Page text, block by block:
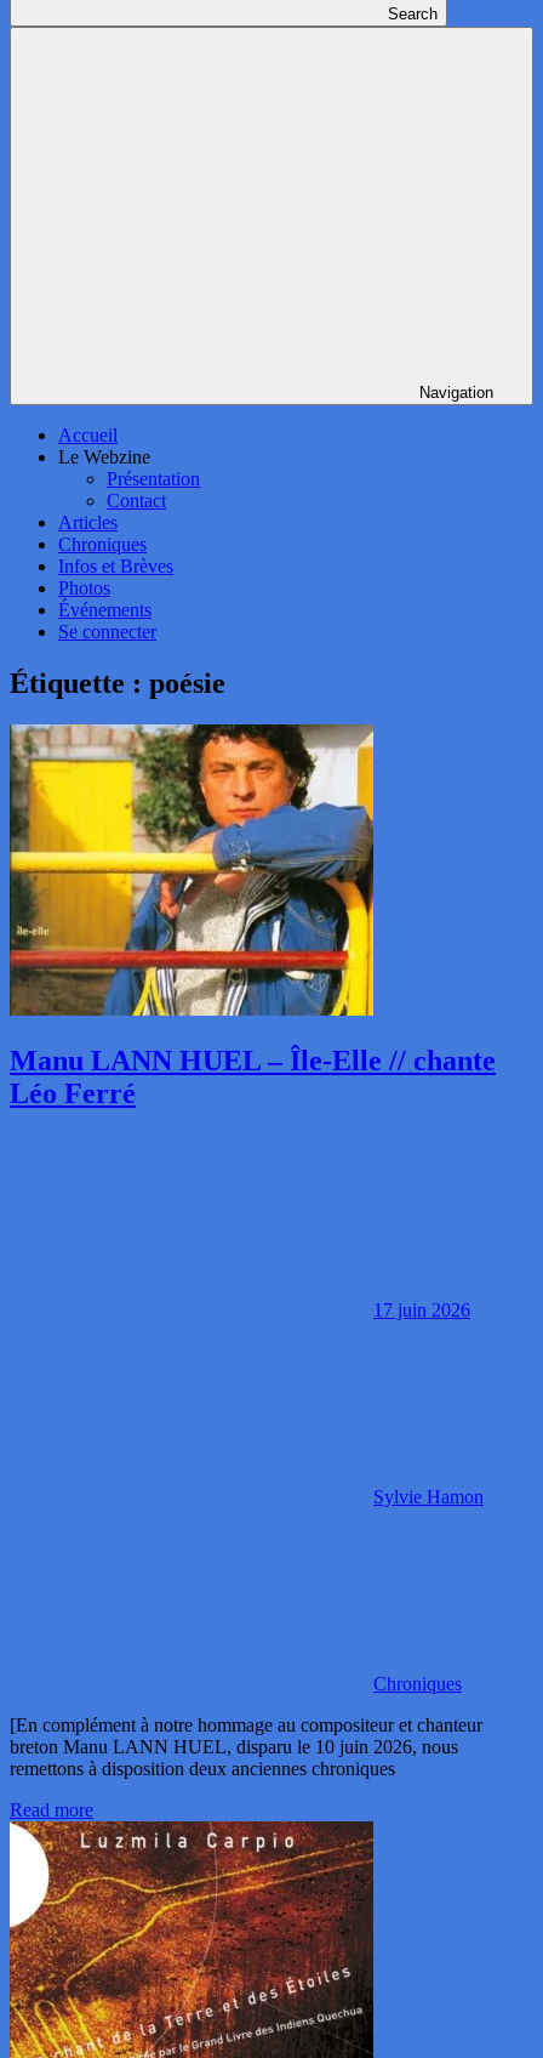
Search
Navigation
Accueil
Le Webzine
Présentation
Contact
Articles
Chroniques
Infos et Brèves
Photos
Événements
Se connecter
Étiquette : poésie
Manu LANN HUEL – Île-Elle // chante
Léo Ferré
17 juin 2026
Sylvie Hamon
Chroniques
[En complément à notre hommage au compositeur et chanteur
breton Manu LANN HUEL, disparu le 10 juin 2026, nous
remettons à disposition deux anciennes chroniques
Read more